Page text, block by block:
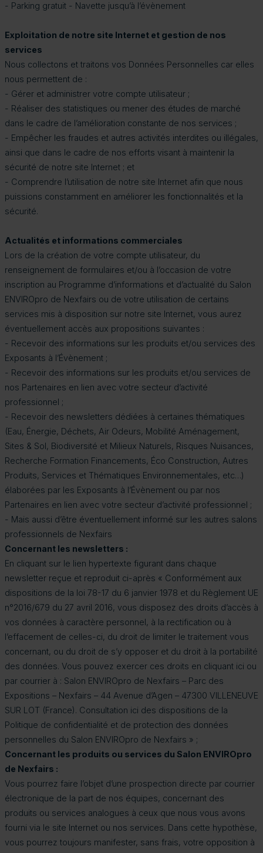
- Parking gratuit - Navette jusqu’à l’évènement
Exploitation de notre site Internet et gestion de nos
services
Nous collectons et traitons vos Données Personnelles car elles
nous permettent de :
- Gérer et administrer votre compte utilisateur ;
- Réaliser des statistiques ou mener des études de marché
dans le cadre de l’amélioration constante de nos services ;
- Empêcher les fraudes et autres activités interdites ou illégales,
ainsi que dans le cadre de nos efforts visant à maintenir la
sécurité de notre site Internet ; et
- Comprendre l’utilisation de notre site Internet afin que nous
puissions constamment en améliorer les fonctionnalités et la
sécurité.
Actualités et informations commerciales
Lors de la création de votre compte utilisateur, du
renseignement de formulaires et/ou à l’occasion de votre
inscription au Programme d’informations et d’actualité du Salon
ENVIROpro de Nexfairs ou de votre utilisation de certains
services mis à disposition sur notre site Internet, vous aurez
éventuellement accès aux propositions suivantes :
- Recevoir des informations sur les produits et/ou services des
Exposants à l’Évènement ;
- Recevoir des informations sur les produits et/ou services de
nos Partenaires en lien avec votre secteur d’activité
professionnel ;
- Recevoir des newsletters dédiées à certaines thématiques
(Eau, Énergie, Déchets, Air Odeurs, Mobilité Aménagement,
Sites & Sol, Biodiversité et Milieux Naturels, Risques Nuisances,
Recherche Formation Financements, Éco Construction, Autres
Produits, Services et Thématiques Environnementales, etc…)
élaborées par les Exposants à l’Évènement ou par nos
Partenaires en lien avec votre secteur d’activité professionnel ;
- Mais aussi d’être éventuellement informé sur les autres salons
professionnels de Nexfairs
Concernant les newsletters :
En cliquant sur le lien hypertexte figurant dans chaque
newsletter reçue et reproduit ci-après « Conformément aux
dispositions de la loi 78-17 du 6 janvier 1978 et du Règlement UE
n°2016/679 du 27 avril 2016, vous disposez des droits d’accès à
vos données à caractère personnel, à la rectification ou à
l’effacement de celles-ci, du droit de limiter le traitement vous
concernant, ou du droit de s’y opposer et du droit à la portabilité
des données. Vous pouvez exercer ces droits en cliquant ici ou
par courrier à : Salon ENVIROpro de Nexfairs – Parc des
Expositions – Nexfairs – 44 Avenue d’Agen – 47300 VILLENEUVE
SUR LOT (France). Consultation ici des dispositions de la
Politique de confidentialité et de protection des données
personnelles du Salon ENVIROpro de Nexfairs » ;
Concernant les produits ou services du Salon ENVIROpro
de Nexfairs :
Vous pourrez faire l’objet d’une prospection directe par courrier
électronique de la part de nos équipes, concernant des
produits ou services analogues à ceux que nous vous avons
fourni via le site Internet ou nos services. Dans cette hypothèse,
vous pourrez toujours manifester, sans frais, votre opposition à